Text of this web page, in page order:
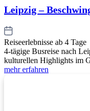
Leipzig –
Reiseerlebnisse ab 4 Tage
4-tägige Busreise nach
kulturellen Highlights im
mehr erfahren